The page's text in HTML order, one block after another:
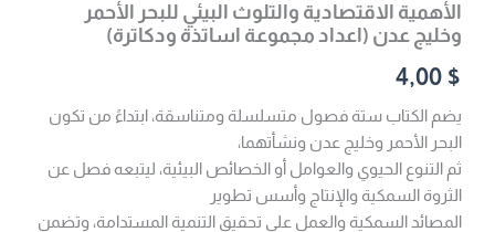
الأهمية الاقتصادية والتلوث البيئي للبحر الأحمر
وخليج عدن (اعداد مجموعة اساتذة ودكاترة)
4,00 $
يضم الكتاب ستة فصول متسلسلة ومتناسقة، ابتداءً من تكون
البحر الأحمر وخليج عدن ونشأتهما،
ثم التنوع الحيوي والعوامل أو الخصائص البيئية، ليتبعه فصل عن
الثروة السمكية والإنتاج وأسس تطوير
المصائد السمكية والعمل على تحقيق التنمية المستدامة، وتضمن